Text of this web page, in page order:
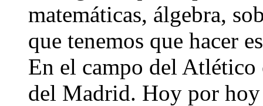
matemáticas, álgebra,
que tenemos que hacer
En el campo del Atlético
del Madrid. Hoy por